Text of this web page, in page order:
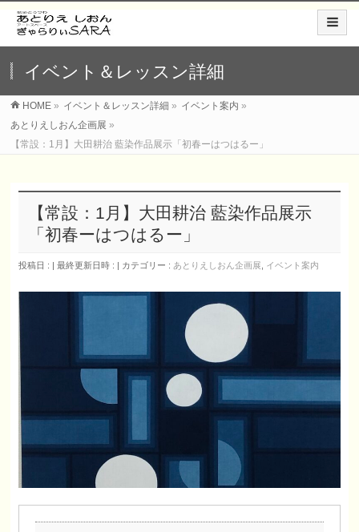
イベント＆レッスン詳細
HOME » イベント＆レッスン詳細 » イベント案内 »
あとりえしおん企画展 »
【常設：1月】大田耕治 藍染作品展示「初春ーはつはるー」
【常設：1月】大田耕治 藍染作品展示
「初春ーはつはるー」
投稿日 : 最終更新日時 : カテゴリー : あとりえしおん企画展 イベント案内